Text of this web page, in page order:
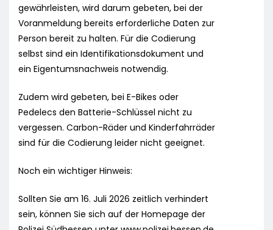
gewährleisten, wird darum gebeten, bei der
Voranmeldung bereits erforderliche Daten zur
Person bereit zu halten. Für die Codierung
selbst sind ein Identifikationsdokument und
ein Eigentumsnachweis notwendig.
Zudem wird gebeten, bei E-Bikes oder
Pedelecs den Batterie-Schlüssel nicht zu
vergessen. Carbon-Räder und Kinderfahrräder
sind für die Codierung leider nicht geeignet.
Noch ein wichtiger Hinweis:
Sollten Sie am 16. Juli 2026 zeitlich verhindert
sein, können Sie sich auf der Homepage der